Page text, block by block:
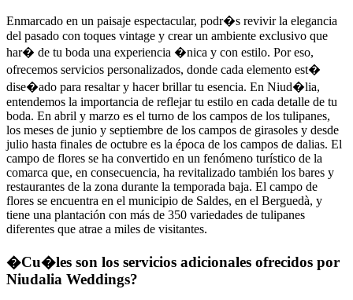
Enmarcado en un paisaje espectacular, podr�s revivir la elegancia
del pasado con toques vintage y crear un ambiente exclusivo que
har� de tu boda una experiencia �nica y con estilo. Por eso,
ofrecemos servicios personalizados, donde cada elemento est�
dise�ado para resaltar y hacer brillar tu esencia. En Niud�lia,
entendemos la importancia de reflejar tu estilo en cada detalle de tu
boda. En abril y marzo es el turno de los campos de los tulipanes,
los meses de junio y septiembre de los campos de girasoles y desde
julio hasta finales de octubre es la época de los campos de dalias. El
campo de flores se ha convertido en un fenómeno turístico de la
comarca que, en consecuencia, ha revitalizado también los bares y
restaurantes de la zona durante la temporada baja. El campo de
flores se encuentra en el municipio de Saldes, en el Berguedà, y
tiene una plantación con más de 350 variedades de tulipanes
diferentes que atrae a miles de visitantes.
�Cu�les son los servicios adicionales ofrecidos por
Niudalia Weddings?